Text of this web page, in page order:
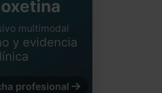
multimodal
y evidencia
profesional